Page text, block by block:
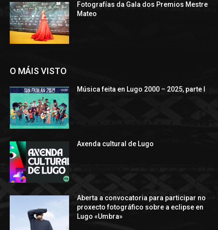
Fotografías da Gala dos Premios Mestre
Mateo
O MÁIS VISTO
Música feita en Lugo 2000 – 2025, parte I
Axenda cultural de Lugo
Aberta a convocatoria para participar no
proxecto fotográfico sobre a eclipse en
Lugo «Umbra»